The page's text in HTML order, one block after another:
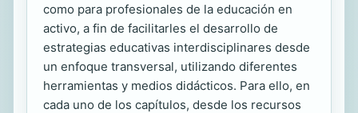
como para profesionales de la educación en
activo, a fin de facilitarles el desarrollo de
estrategias educativas interdisciplinares desde
un enfoque transversal, utilizando diferentes
herramientas y medios didácticos. Para ello, en
cada uno de los capítulos, desde los recursos